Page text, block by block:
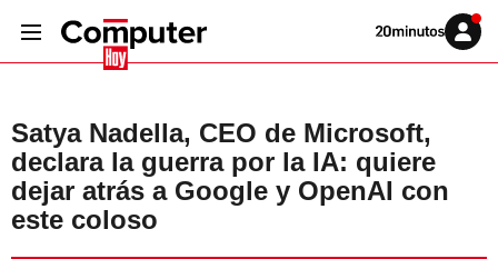
Volver
Iniciar
sesión
Satya Nadella, CEO de Microsoft,
declara la guerra por la IA: quiere
dejar atrás a Google y OpenAI con
este coloso